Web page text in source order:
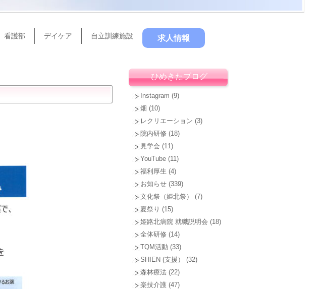
看護部 デイケア 自立訓練施設 求人情報
ひめきたブログ
Instagram (9)
畑 (10)
レクリエーション (3)
院内研修 (18)
見学会 (11)
YouTube (11)
福利厚生 (4)
お知らせ (339)
文化祭（姫北祭）
(7)
夏祭り (15)
姫路北病院 就職説明会 (18)
全体研修 (14)
TQM活動 (33)
SHIEN (支援）
(32)
森林療法 (22)
楽技介護 (47)